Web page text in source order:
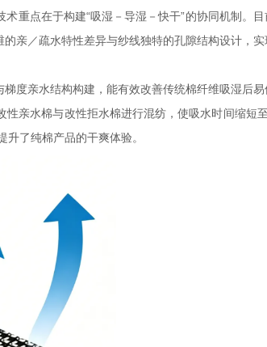
重点在于构建“吸湿－导湿－快干”的协同机制。
亲／疏水特性差异与纱线独特的孔隙结构设计，
度亲水结构构建，能有效改善传统棉纤维吸湿后
亲水棉与改性拒水棉进行混纺，使吸水时间缩短
了纯棉产品的干爽体验。